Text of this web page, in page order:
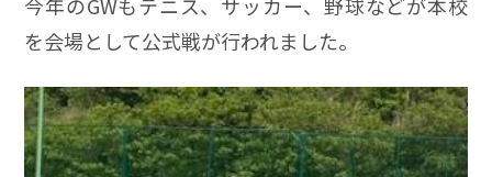
を会場として公式戦が行われました。